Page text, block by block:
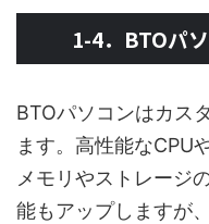
1-4．BTOパ
BTOパソコンはカス
ます。高性能なCPU
メモリやストレージ
能もアップしますが